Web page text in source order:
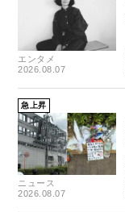
エンタメ
2026.08.07
急上昇
ニュース
2026.08.07